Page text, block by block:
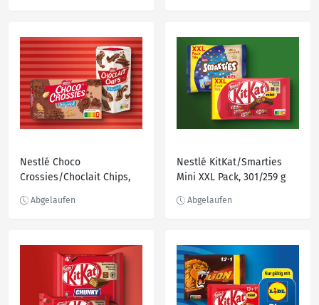
Nestlé Choco
Crossies/Choclait Chips,
Nestlé KitKat/Smarties
Mini XXL Pack, 301/259 g